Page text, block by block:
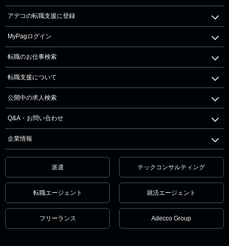
アデコの転職支援に登録
MyPagログイン
転職のお仕事検索
転職支援について
公開中の求人検索
Q&A・お問い合わせ
企業情報
派遣 テックコンサルティング
転職エージェント 就活エージェント
フリーランス Adecco Group